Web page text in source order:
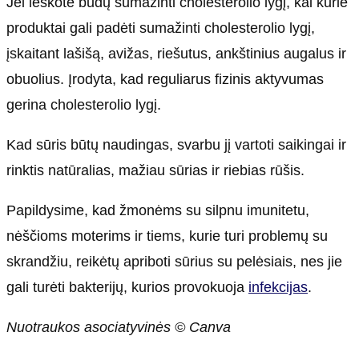
produktai gali padėti sumažinti cholesterolio lygį,
įskaitant lašišą, avižas, riešutus, ankštinius augalus ir
obuolius. Įrodyta, kad reguliarus fizinis aktyvumas
gerina cholesterolio lygį.
Kad sūris būtų naudingas, svarbu jį vartoti saikingai ir
rinktis natūralias, mažiau sūrias ir riebias rūšis.
Papildysime, kad žmonėms su silpnu imunitetu,
nėščioms moterims ir tiems, kurie turi problemų su
skrandžiu, reikėtų apriboti sūrius su pelėsiais, nes jie
gali turėti bakterijų, kurios provokuoja infekcijas.
Nuotraukos asociatyvinės © Canva